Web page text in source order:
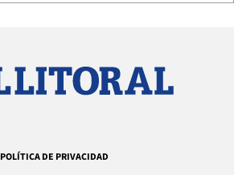
POLÍTICA DE PRIVACIDAD